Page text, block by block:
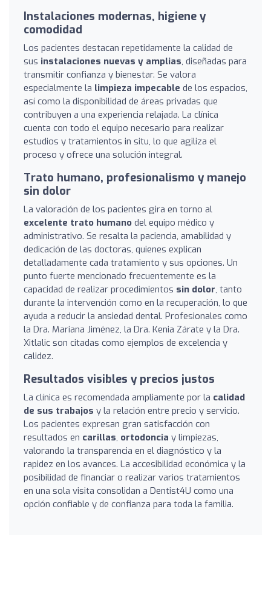
Instalaciones modernas, higiene y
comodidad
Los pacientes destacan repetidamente la calidad de
sus instalaciones nuevas y amplias, diseñadas para
transmitir confianza y bienestar. Se valora
especialmente la limpieza impecable de los espacios,
así como la disponibilidad de áreas privadas que
contribuyen a una experiencia relajada. La clínica
cuenta con todo el equipo necesario para realizar
estudios y tratamientos in situ, lo que agiliza el
proceso y ofrece una solución integral.
Trato humano, profesionalismo y manejo
sin dolor
La valoración de los pacientes gira en torno al
excelente trato humano del equipo médico y
administrativo. Se resalta la paciencia, amabilidad y
dedicación de las doctoras, quienes explican
detalladamente cada tratamiento y sus opciones. Un
punto fuerte mencionado frecuentemente es la
capacidad de realizar procedimientos sin dolor, tanto
durante la intervención como en la recuperación, lo que
ayuda a reducir la ansiedad dental. Profesionales como
la Dra. Mariana Jiménez, la Dra. Kenia Zárate y la Dra.
Xitlalic son citadas como ejemplos de excelencia y
calidez.
Resultados visibles y precios justos
La clínica es recomendada ampliamente por la calidad
de sus trabajos y la relación entre precio y servicio.
Los pacientes expresan gran satisfacción con
resultados en carillas, ortodoncia y limpiezas,
valorando la transparencia en el diagnóstico y la
rapidez en los avances. La accesibilidad económica y la
posibilidad de financiar o realizar varios tratamientos
en una sola visita consolidan a Dentist4U como una
opción confiable y de confianza para toda la familia.